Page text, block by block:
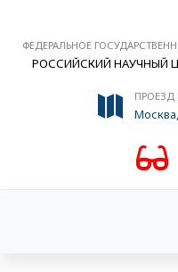
ФЕДЕРАЛЬНОЕ
РОССИЙСКИЙ НАУЧНЫЙ
ПРОЕЗД